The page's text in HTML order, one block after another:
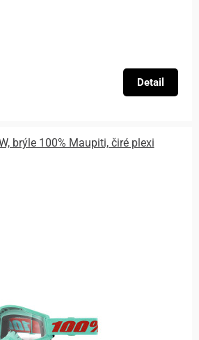
Detail
brýle 100% Maupiti, čiré plexi